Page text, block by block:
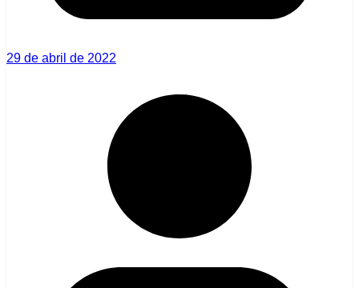
29 de abril de 2022